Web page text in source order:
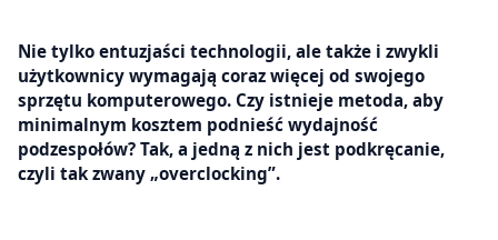
Nie tylko entuzjaści technologii, ale także i zwykli
użytkownicy wymagają coraz więcej od swojego
sprzętu komputerowego. Czy istnieje metoda, aby
minimalnym kosztem podnieść wydajność
podzespołów? Tak, a jedną z nich jest podkręcanie,
czyli tak zwany „overclocking”.